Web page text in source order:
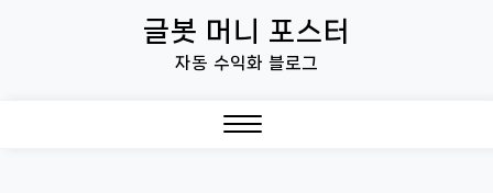
글봇 머니 포스터
자동 수익화 블로그